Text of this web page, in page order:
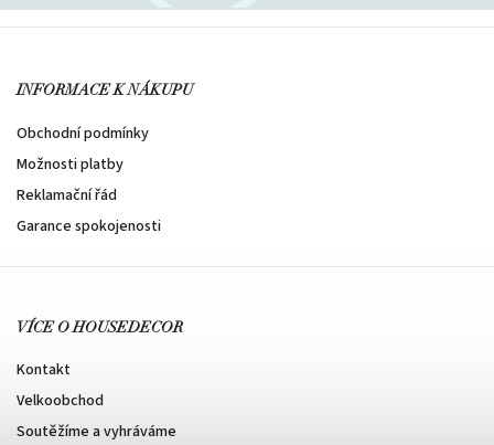
INFORMACE K NÁKUPU
Obchodní podmínky
Možnosti platby
Reklamační řád
Garance spokojenosti
VÍCE O HOUSEDECOR
Kontakt
Velkoobchod
Soutěžíme a vyhráváme